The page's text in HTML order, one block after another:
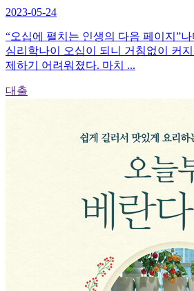
2023-05-24
“오십에 펼치는 인생의 다음 페이지”나
심리학나이 오십이 되니 거침없이 커
제하기 어려워졌다. 마치 ...
대출